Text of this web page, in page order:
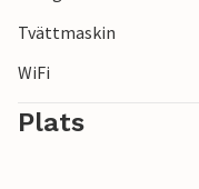
Tvättmaskin
WiFi
Plats